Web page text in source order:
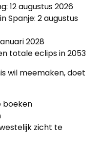
12 augustus 2026
Spanje: 2 augustus
2028
totale eclips in 2053
wil meemaken, doet
boeken
zicht te